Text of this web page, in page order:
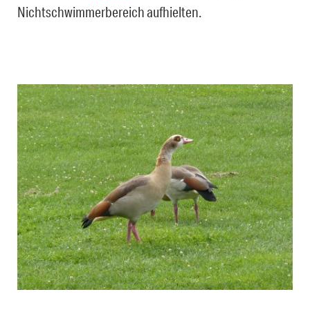
Nichtschwimmerbereich aufhielten.